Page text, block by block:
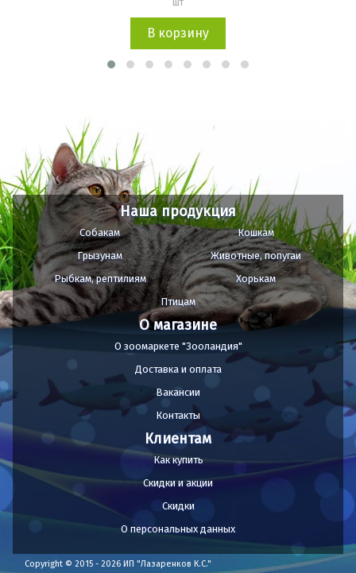
шт
В корзину
Наша продукция
Собакам
Кошкам
Грызунам
Животные, попугаи
Рыбкам, рептилиям
Хорькам
Птицам
О магазине
О зоомаркете "Зооландия"
Доставка и оплата
Вакансии
Контакты
Клиентам
Как купить
Скидки и акции
Скидки
О персональных данных
Copyright © 2015 - 2026 ИП "Лазаренков К.С."